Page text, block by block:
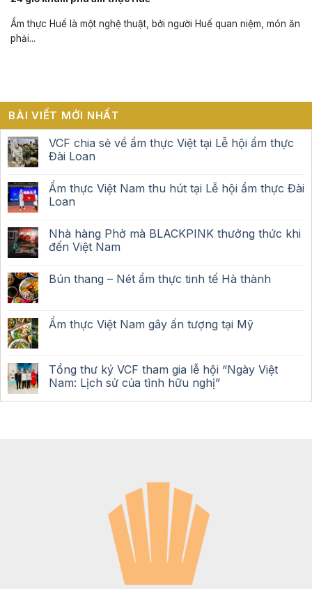
Ẩm thực Huế là một nghệ thuật, bởi người Huế quan niệm, món ăn
phải...
BÀI VIẾT MỚI NHẤT
VCF chia sẻ về ẩm thực Việt tại Lễ hội ẩm thực
Đài Loan
Ẩm thực Việt Nam thu hút tại Lễ hội ẩm thực Đài
Loan
Nhà hàng Phở mà BLACKPINK thưởng thức khi
đến Việt Nam
Bún thang – Nét ẩm thực tinh tế Hà thành
Ẩm thực Việt Nam gây ấn tượng tại Mỹ
Tổng thư ký VCF tham gia lễ hội “Ngày Việt
Nam: Lịch sử của tình hữu nghị”